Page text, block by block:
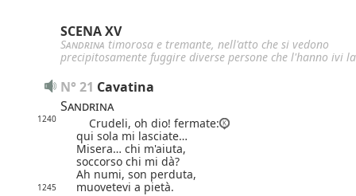
SCENA XV
Sandrina timorosa e tremante, nell'atto che si vedono
precipitosamente fuggire diverse persone che l'hanno ivi
N° 21 Cavatina
Sandrina
1240
Crudeli, oh dio! fermate:
qui sola mi lasciate…
Misera… chi m'aiuta,
soccorso chi mi dà?
Ah numi, son perduta,
1245 muovetevi a pietà.